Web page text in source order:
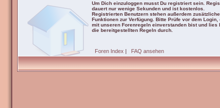
Um Dich einzuloggen musst Du registriert sein.
dauert nur wenige Sekunden und ist kostenlos.
Registrierten Benutzern stehen außerdem zusätzliche
Funktionen zur Verfügung. Bitte Prüfe vor dem Login,
mit unseren Forenregeln einverstanden bist und lies
die bereitgestellten Regeln durch.
Foren Index | FAQ ansehen